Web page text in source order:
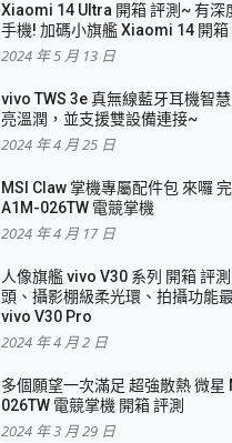
Xiaomi 14 Ultra 開箱 評測~ 有深
手機! 加碼小旗艦 Xiaomi 14 開箱
2024 年 5 月 13 日
vivo TWS 3e 真無線藍牙耳機智
亮溫潤，並支援雙設備連接~
2024 年 4 月 25 日
MSI Claw 掌機專屬配件包 來囉
A1M-026TW 電競掌機
2024 年 4 月 17 日
人像旗艦 vivo V30 系列 開箱 評
頭、攝影棚級柔光環、拍攝功能
vivo V30 Pro
2024 年 4 月 2 日
多個願望一次滿足 超強散熱 微星
026TW 電競掌機 開箱 評測
2024 年 3 月 29 日